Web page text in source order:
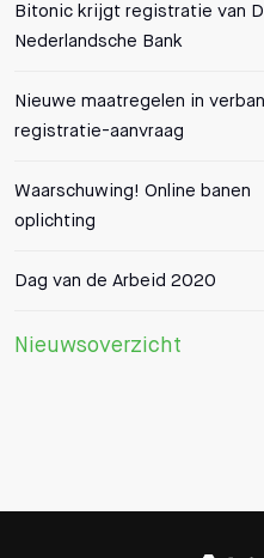
Bitonic krijgt registratie van
Nederlandsche Bank
Nieuwe maatregelen in
registratie-aanvraag
Waarschuwing! Online banen
oplichting
Dag van de Arbeid 2020
Nieuwsoverzicht